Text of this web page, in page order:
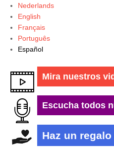
Nederlands
English
Français
Português
Español
Mira nuestros
Escucha todos
Haz un regalo